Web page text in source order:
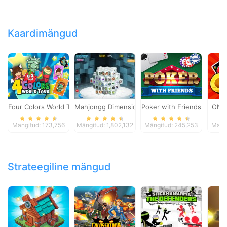
Kaardimängud
Four Colors World Tour
Mängitud: 173,756
Mahjongg Dimensions
Mängitud: 1,802,132
Poker with Friends
Mängitud: 245,253
Strateegiline mängud